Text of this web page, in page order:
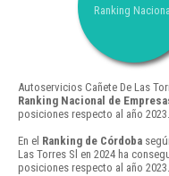
Ranking Nacional
Autoservicios Cañete De Las
Ranking Nacional de
posiciones respecto al año 2023.
En el Ranking de Córdoba
Las Torres Sl en 2024 ha
posiciones respecto al año 2023.